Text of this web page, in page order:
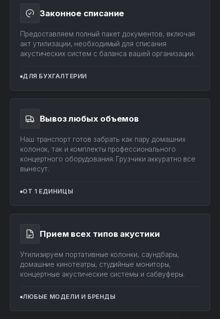
Законное списание
Предоставляем полный пакет документов, включая
акт утилизации, необходимый для списания
акустических систем с баланса вашей организации.
ДЛЯ БУХГАЛТЕРИИ
Вывоз любых объемов
Наш транспорт готов забрать как пару домашних
колонок, так и комплекты профессионального
концертного оборудования. Грузчики аккуратно все
вынесут.
ОТ 1 ЕДИНИЦЫ
Прием всех типов акустики
Утилизируем портативные колонки, саундбары,
домашние кинотеатры, студийные мониторы,
концертные акустические системы и сабвуферы.
ЛЮБЫЕ МОДЕЛИ И БРЕНДЫ